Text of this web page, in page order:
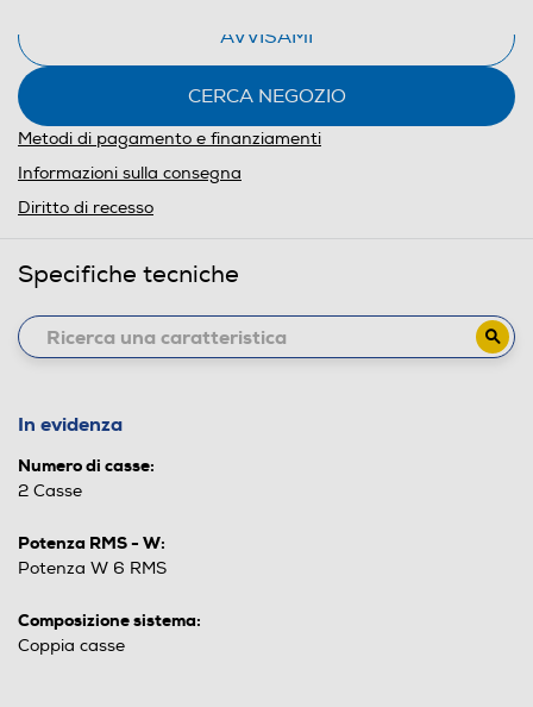
AVVISAMI
CERCA NEGOZIO
Metodi di pagamento e finanziamenti
Informazioni sulla consegna
Diritto di recesso
Specifiche tecniche
In evidenza
Numero di casse:
2 Casse
Potenza RMS - W:
Potenza W 6 RMS
Composizione sistema:
Coppia casse